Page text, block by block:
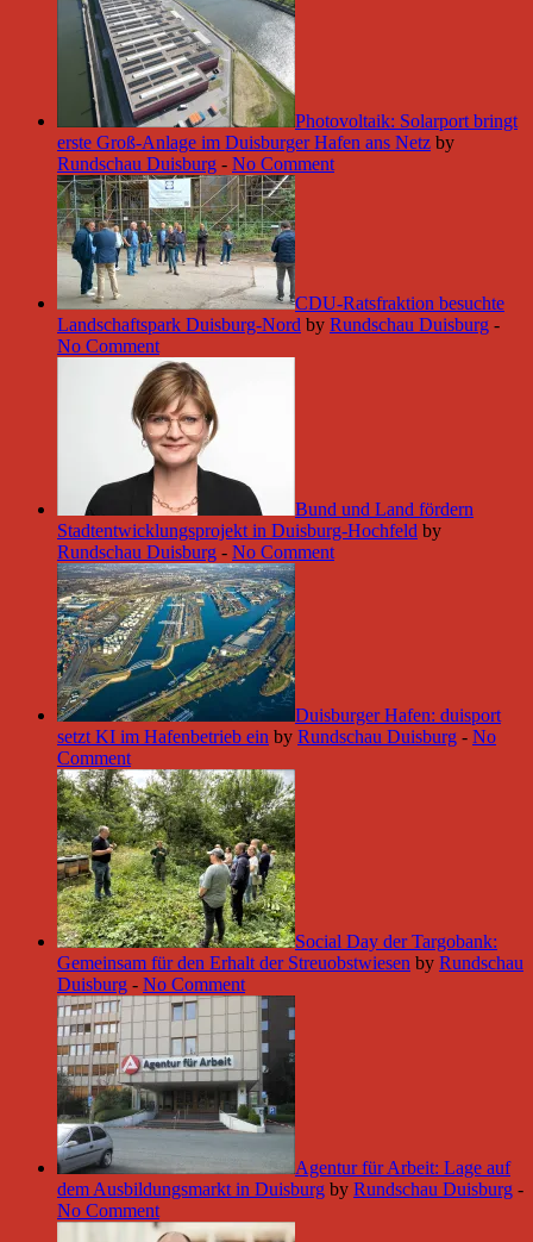
Photovoltaik: Solarport bringt
erste Groß-Anlage im Duisburger Hafen ans Netz by
Rundschau Duisburg - No Comment
CDU-Ratsfraktion besuchte
Landschaftspark Duisburg-Nord by Rundschau Duisburg -
No Comment
Bund und Land fördern
Stadtentwicklungsprojekt in Duisburg-Hochfeld by
Rundschau Duisburg - No Comment
Duisburger Hafen: duisport
setzt KI im Hafenbetrieb ein by Rundschau Duisburg - No
Comment
Social Day der Targobank:
Gemeinsam für den Erhalt der Streuobstwiesen by Rundschau
Duisburg - No Comment
Agentur für Arbeit: Lage auf
dem Ausbildungsmarkt in Duisburg by Rundschau Duisburg -
No Comment